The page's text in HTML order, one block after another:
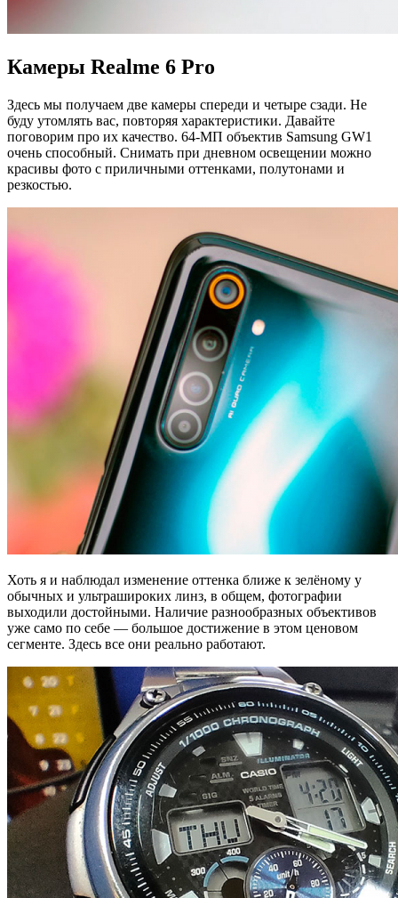
Камеры Realme 6 Pro
Здесь мы получаем две камеры спереди и четыре сзади. Не
буду утомлять вас, повторяя характеристики. Давайте
поговорим про их качество. 64-МП объектив Samsung GW1
очень способный. Снимать при дневном освещении можно
красивы фото с приличными оттенками, полутонами и
резкостью.
Хоть я и наблюдал изменение оттенка ближе к зелёному у
обычных и ультрашироких линз, в общем, фотографии
выходили достойными. Наличие разнообразных объективов
уже само по себе — большое достижение в этом ценовом
сегменте. Здесь все они реально работают.